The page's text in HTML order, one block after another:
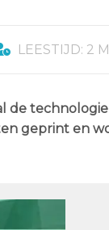
LEESTIJD: 2
de
geprint en